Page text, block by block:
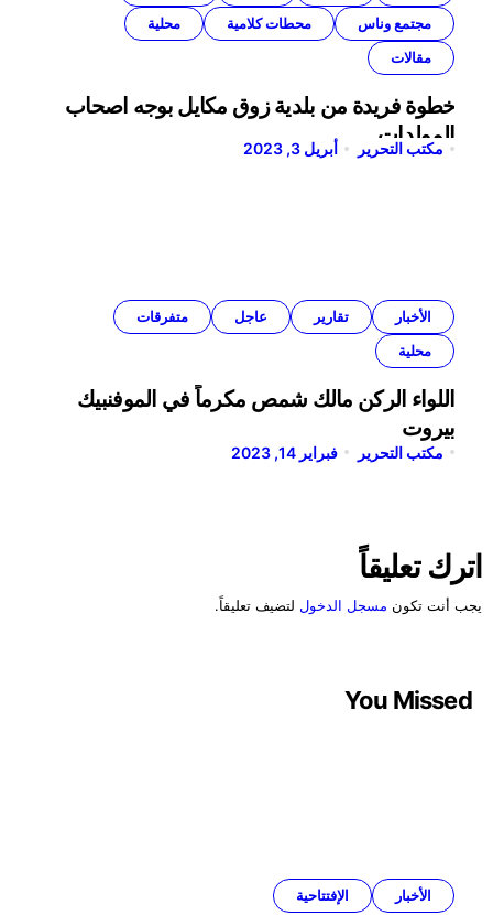
مجتمع وناس محطات كلامية
محلية
مقالات
خطوة فريدة من بلدية زوق مكايل بوجه اصحاب
المولدات
مكتب التحرير أبريل 3, 2023
الأخبار تقارير عاجل
متفرقات
محلية
اللواء الركن مالك شمص مكرماً في الموفنبيك
بيروت
مكتب التحرير فبراير 14, 2023
اترك تعليقاً
يجب أنت تكون مسجل الدخول لتضيف تعليقاً.
You Missed
الأخبار الإفتتاحية